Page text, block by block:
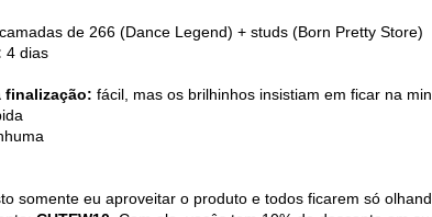
de 266 (Dance Legend) + studs (Born Pretty Store)
4 dias
finalização: fácil, mas os brilhinhos insistiam em ficar na
somente eu aproveitar o produto e todos ficarem só